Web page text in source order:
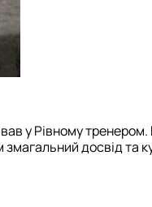
у Рівному тренером.
досвід та